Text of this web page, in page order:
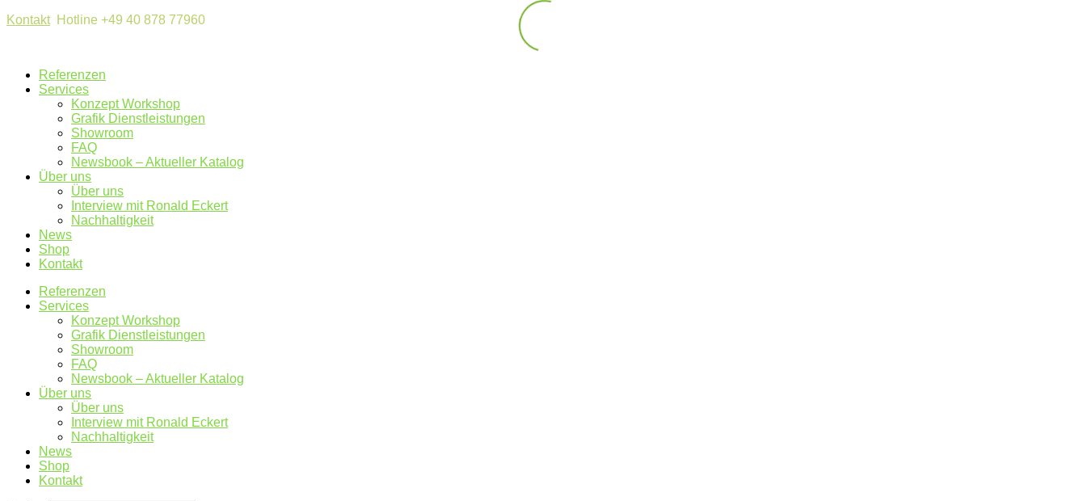
KontaktHotline +49 40 878 77960
Referenzen
Services
Konzept Workshop
Grafik Dienstleistungen
Showroom
FAQ
Newsbook – Aktueller Katalog
Über uns
Über uns
Interview mit Ronald Eckert
Nachhaltigkeit
News
Shop
Kontakt
Referenzen
Services
Konzept Workshop
Grafik Dienstleistungen
Showroom
FAQ
Newsbook – Aktueller Katalog
Über uns
Über uns
Interview mit Ronald Eckert
Nachhaltigkeit
News
Shop
Kontakt